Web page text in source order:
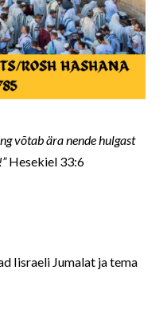
võtab ära nende hulgast
Hesekiel 33:6
Iisraeli Jumalat ja tema